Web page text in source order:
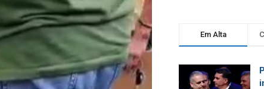
Em Alta